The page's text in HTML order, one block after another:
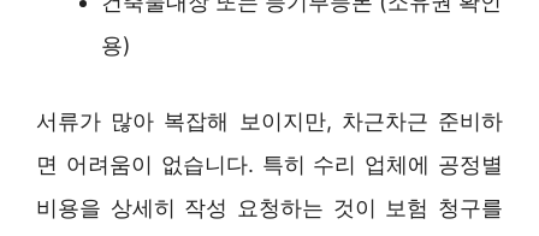
용)
서류가 많아 복잡해 보이지만, 차근차근 준비하
면 어려움이 없습니다. 특히 수리 업체에 공정별
비용을 상세히 작성 요청하는 것이 보험 청구를